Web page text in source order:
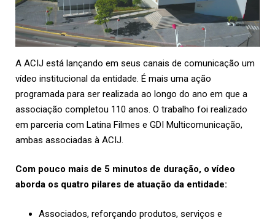
A ACIJ está lançando em seus canais de comunicação um
vídeo institucional da entidade. É mais uma ação
programada para ser realizada ao longo do ano em que a
associação completou 110 anos. O trabalho foi realizado
em parceria com Latina Filmes e GDI Multicomunicação,
ambas associadas à ACIJ.
Com pouco mais de 5 minutos de duração, o vídeo
aborda os quatro pilares de atuação da entidade:
Associados, reforçando produtos, serviços e